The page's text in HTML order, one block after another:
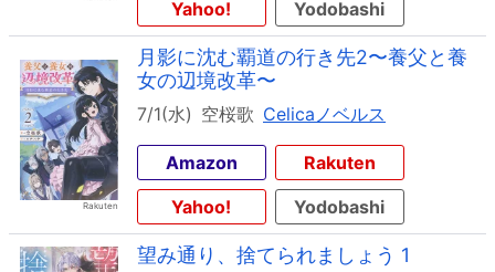
Yahoo!
Yodobashi
月影に沈む覇道の行き先2〜養父と養
女の辺境改革〜
7/1(水) 空桜歌 Celicaノベルス
Amazon
Rakuten
Yahoo!
Yodobashi
望み通り、捨てられましょう 1